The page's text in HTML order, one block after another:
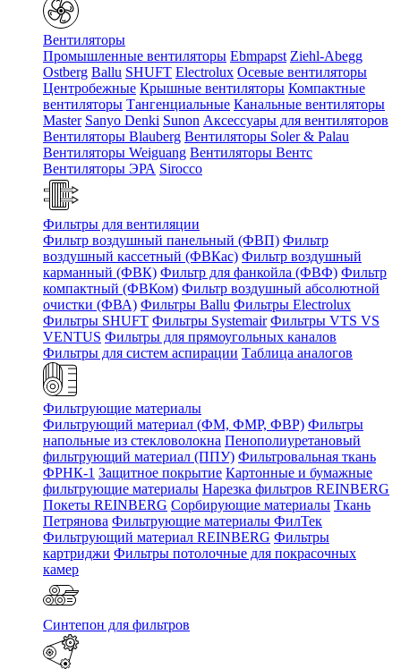
Вентиляторы
Промышленные вентиляторы Ebmpapst Ziehl-Abegg
Ostberg Ballu SHUFT Electrolux Осевые вентиляторы
Центробежные Крышные вентиляторы Компактные
вентиляторы Тангенциальные Канальные вентиляторы
Master Sanyo Denki Sunon Аксессуары для вентиляторов
Вентиляторы Blauberg Вентиляторы Soler & Palau
Вентиляторы Weiguang Вентиляторы Вентс
Вентиляторы ЭРА Sirocco
Фильтры для вентиляции
Фильтр воздушный панельный (ФВП) Фильтр
воздушный кассетный (ФВКас) Фильтр воздушный
карманный (ФВК) Фильтр для фанкойла (ФВФ) Фильтр
компактный (ФВКом) Фильтр воздушный абсолютной
очистки (ФВА) Фильтры Ballu Фильтры Electrolux
Фильтры SHUFT Фильтры Systemair Фильтры VTS VS
VENTUS Фильтры для прямоугольных каналов
Фильтры для систем аспирации Таблица аналогов
Фильтрующие материалы
Фильтрующий материал (ФМ, ФМР, ФВР) Фильтры
напольные из стекловолокна Пенополиуретановый
фильтрующий материал (ППУ) Фильтровальная ткань
ФРНК-1 Защитное покрытие Картонные и бумажные
фильтрующие материалы Нарезка фильтров REINBERG
Покеты REINBERG Сорбирующие материалы Ткань
Петрянова Фильтрующие материалы ФилТек
Фильтрующий материал REINBERG Фильтры
картриджи Фильтры потолочные для покрасочных
камер
Синтепон для фильтров